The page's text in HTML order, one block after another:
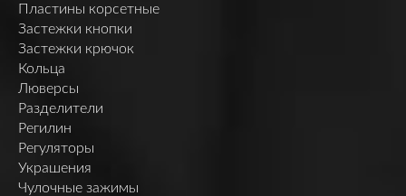
Пластины корсетные
Застежки кнопки
Застежки крючок
Кольца
Люверсы
Разделители
Регилин
Регуляторы
Украшения
Чулочные зажимы